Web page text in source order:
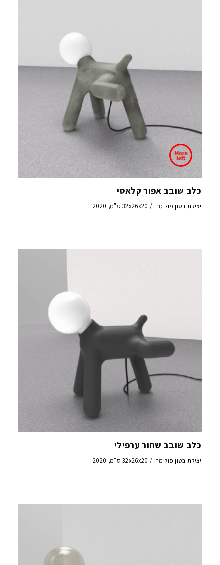
כלב שובב אפור קלאסי
יציקת בטון פולימרי / 32x26x20 ס"מ, 2020
כלב שובב שחור ערפילי
יציקת בטון פולימרי / 32x26x20 ס"מ, 2020